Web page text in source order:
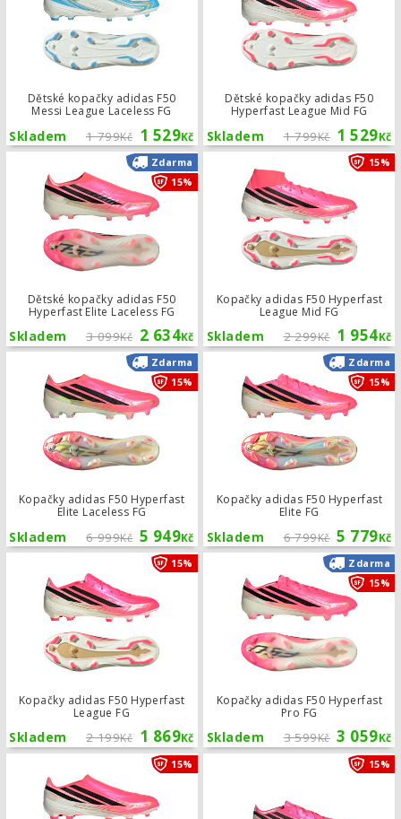
Dětské kopačky adidas F50
Messi League Laceless FG
1 799Kč 1 529Kč
Skladem
Dětské kopačky adidas F50
Hyperfast League Mid FG
1 799Kč 1 529Kč
Skladem
Dětské kopačky adidas F50
Hyperfast Elite Laceless FG
3 099Kč 2 634Kč
Skladem
Zdarma
15%
Dětské kopačky adidas F50
Kopačky adidas F50 Hyperfast
League Mid FG
2 299Kč 1 954Kč
Skladem
15%
Kopačky adidas F50 Hyperfast
Elite Laceless FG
6 999Kč 5 949Kč
Skladem
Zdarma
15%
Kopačky adidas F50 Hyperfast Elite
Kopačky adidas F50 Hyperfast
Elite FG
6 799Kč 5 779Kč
Skladem
Zdarma
15%
Kopačky adidas F50 Hyperfast
League FG
2 199Kč 1 869Kč
Skladem
15% Kopačky adidas F50 Hyperfast
Kopačky adidas F50 Hyperfast
Pro FG
3 599Kč 3 059Kč
Skladem
Zdarma
15%
15% Kopačky adidas F50 Hyperfast 15%